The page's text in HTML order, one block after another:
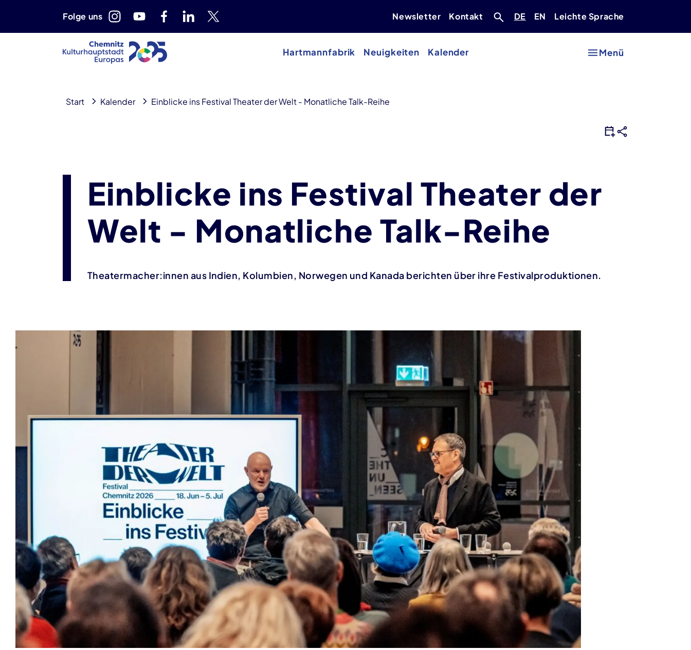
Folge uns Newsletter Kontakt Deutsch
DE Englisch
EN Leichte Sprache
Hartmannfabrik Neuigkeiten Kalender Menü
Start Kalender Einblicke ins Festival Theater der Welt - Monatliche Talk-Reihe
Einblicke ins Festival Theater der
Welt - Monatliche Talk-Reihe
Theatermacher:innen aus Indien, Kolumbien, Norwegen und Kanada berichten über ihre Festivalproduktionen.